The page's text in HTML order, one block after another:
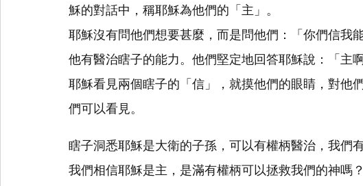
穌的對話中，稱耶穌為他們的「主」。
耶穌沒有問他們想要甚麼，而是問他們：「你們信我
他有醫治瞎子的能力。他們堅定地回答耶穌說：「主
耶穌看見兩個瞎子的「信」，就摸他們的眼睛，對他
們可以看見。
瞎子洞悉耶穌是大衛的子孫，可以有權柄醫治，我們
我們相信耶穌是主，是滿有權柄可以拯救我們的神嗎？